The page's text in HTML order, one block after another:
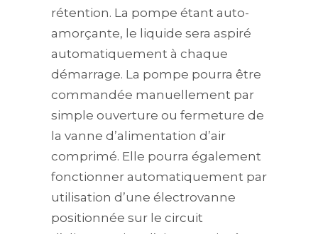
rétention. La pompe étant auto-
amorçante, le liquide sera aspiré
automatiquement à chaque
démarrage. La pompe pourra être
commandée manuellement par
simple ouverture ou fermeture de
la vanne d’alimentation d’air
comprimé. Elle pourra également
fonctionner automatiquement par
utilisation d’une électrovanne
positionnée sur le circuit